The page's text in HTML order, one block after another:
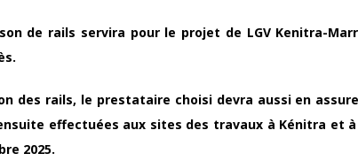
de rails servira pour le projet de LGV Kenitra-
des rails, le prestataire choisi devra aussi en
effectuées aux sites des travaux à Kénitra et à
2025.